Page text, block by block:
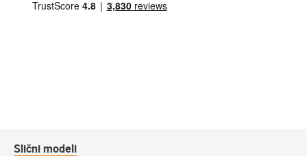
Slični modeli